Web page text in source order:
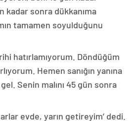
kadar sonra dükkanıma
tamamen soyulduğunu
hatırlamıyorum. Döndüğüm
Hemen sanığın yanına
Senin malını 45 gün sonra
evde, yarın getireyim’ dedi.